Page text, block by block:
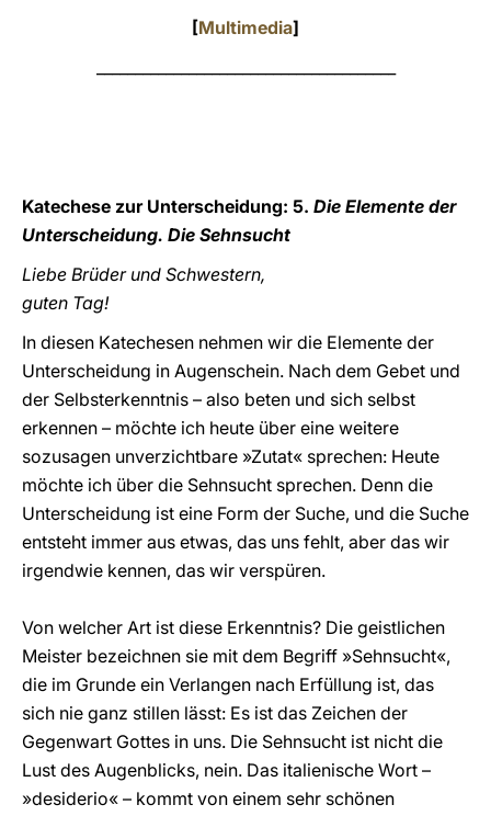
[Multimedia]
Katechese zur Unterscheidung: 5. Die Elemente der
Unterscheidung. Die Sehnsucht
Liebe Brüder und Schwestern,
guten Tag!
In diesen Katechesen nehmen wir die Elemente der
Unterscheidung in Augenschein. Nach dem Gebet und
der Selbsterkenntnis – also beten und sich selbst
erkennen – möchte ich heute über eine weitere
sozusagen unverzichtbare »Zutat« sprechen: Heute
möchte ich über die Sehnsucht sprechen. Denn die
Unterscheidung ist eine Form der Suche, und die Suche
entsteht immer aus etwas, das uns fehlt, aber das wir
irgendwie kennen, das wir verspüren.
Von welcher Art ist diese Erkenntnis? Die geistlichen
Meister bezeichnen sie mit dem Begriff »Sehnsucht«,
die im Grunde ein Verlangen nach Erfüllung ist, das
sich nie ganz stillen lässt: Es ist das Zeichen der
Gegenwart Gottes in uns. Die Sehnsucht ist nicht die
Lust des Augenblicks, nein. Das italienische Wort –
»desiderio« – kommt von einem sehr schönen